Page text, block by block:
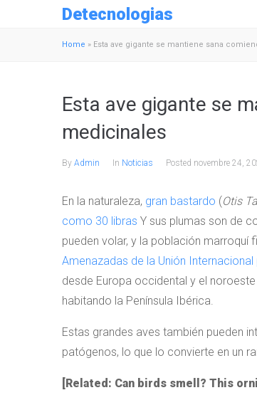
Detecnologias
Home » Esta ave gigante se mantiene sana
Esta ave gigante se
medicinales
By Admin In Noticias Posted novembre 24,
En la naturaleza, gran bastardo (Otis
como 30 libras Y sus plumas son de
pueden volar, y la población marroquí
Amenazadas de la Unión
desde Europa occidental y el
habitando la Península Ibérica.
Estas grandes aves también pueden
patógenos, lo que lo convierte en un
[Related: Can birds smell? This